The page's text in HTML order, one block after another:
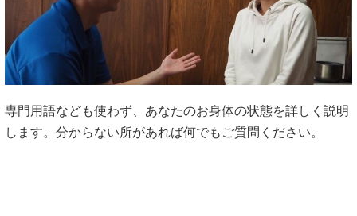
専門用語なども使わず、あなたのお身体の状態を詳しく説明
します。分からない所があれば何でもご質問ください。